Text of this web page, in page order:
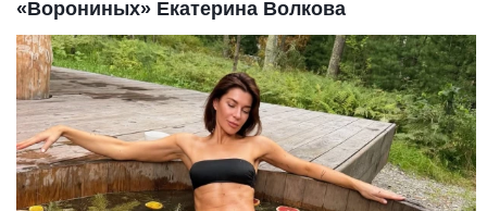
«Ворониных» Екатерина Волкова